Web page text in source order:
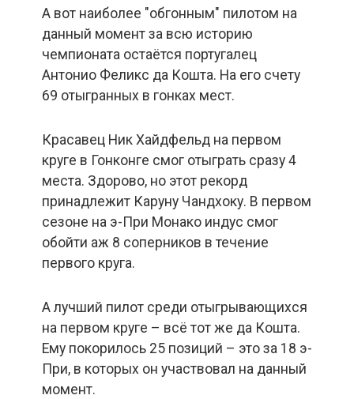
А вот наиболее "обгонным" пилотом на
данный момент за всю историю
чемпионата остаётся португалец
Антонио Феликс да Кошта. На его счету
69 отыгранных в гонках мест.
Красавец Ник Хайдфельд на первом
круге в Гонконге смог отыграть сразу 4
места. Здорово, но этот рекорд
принадлежит Каруну Чандхоку. В первом
сезоне на э-При Монако индус смог
обойти аж 8 соперников в течение
первого круга.
А лучший пилот среди отыгрывающихся
на первом круге – всё тот же да Кошта.
Ему покорилось 25 позиций – это за 18 э-
При, в которых он участвовал на данный
момент.